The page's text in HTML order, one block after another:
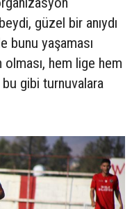
güzel bir anıydı
bunu yaşaması
hem lige hem
gibi turnuvalara